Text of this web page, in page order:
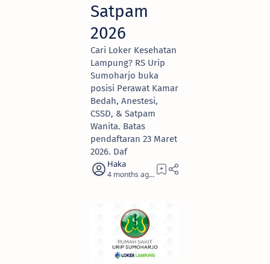
Satpam
2026
Cari Loker Kesehatan
Lampung? RS Urip
Sumoharjo buka
posisi Perawat Kamar
Bedah, Anestesi,
CSSD, & Satpam
Wanita. Batas
pendaftaran 23 Maret
2026. Daf
4 months ago 1